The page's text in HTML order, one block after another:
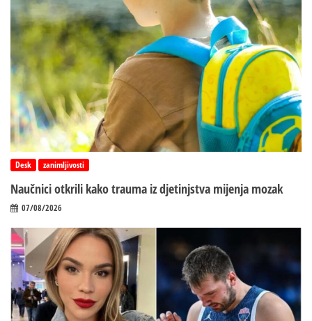
Desk zanimljivosti
Naučnici otkrili kako trauma iz d‌jetinjstva mijenja mozak
07/08/2026